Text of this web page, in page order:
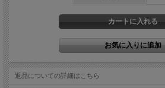
返品についての詳細はこちら